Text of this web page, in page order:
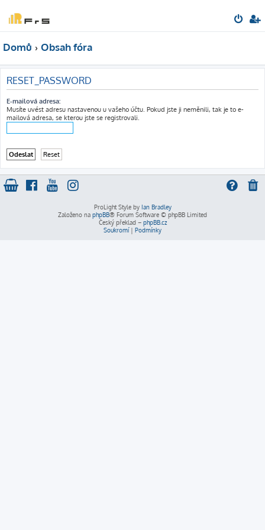
Domů Obsah fóra
RESET_PASSWORD
E-mailová adresa:
Musíte uvést adresu nastavenou u vašeho účtu. Pokud jste ji neměnili, tak je to e-
mailová adresa, se kterou jste se registrovali.
ProLight Style by Ian Bradley
Založeno na phpBB® Forum Software © phpBB Limited
Český překlad – phpBB.cz
Soukromí| Podmínky